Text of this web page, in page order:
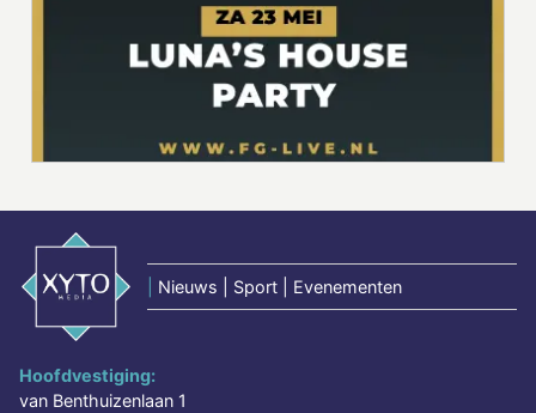
Nieuws | Sport | Evenementen
Hoofdvestiging:
van Benthuizenlaan 1